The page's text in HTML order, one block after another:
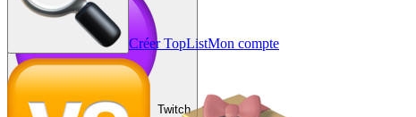
Twitch
Créer TopListMon compte